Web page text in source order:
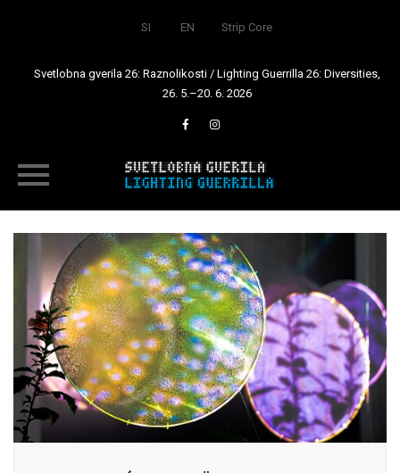
SI EN Strip Core
Svetlobna gverila 26: Raznolikosti / Lighting Guerrilla 26: Diversities,
26. 5.–20. 6. 2026
content